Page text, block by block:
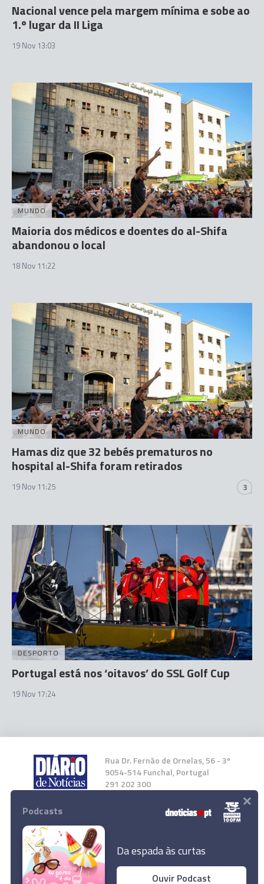
Nacional vence pela margem mínima e sobe ao
1.º lugar da II Liga
19 Nov 13:03
MUNDO
Maioria dos médicos e doentes do al-Shifa
abandonou o local
18 Nov 11:22
MUNDO
Hamas diz que 32 bebés prematuros no
hospital al-Shifa foram retirados
19 Nov 11:25 3
DESPORTO
Portugal está nos ‘oitavos’ do SSL Golf Cup
19 Nov 17:24
Rua Dr. Fernão de Ornelas, 56 - 3º
9054-514 Funchal, Portugal
291 202 300
Instale a nossa App
Podcasts
Da espada às curtas
Ouvir Podcast
×